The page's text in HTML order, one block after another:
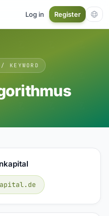
Log in Register
KEYWORD